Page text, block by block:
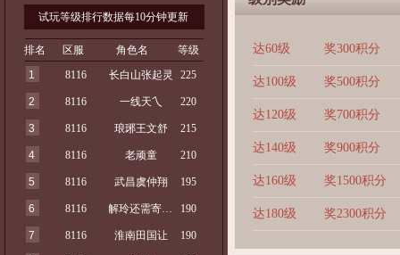
试玩等级排行数据每10分钟更新
排名 区服 角色名
等级
1
8116 长白山张起灵 225
2 8116 一线天乀 220
3 8116 琅琊王文舒 215
4 8116 老顽童 210
5 8116 武昌虞仲翔 195
6 8116 解玲还需寄玲人 190
7 8116 淮南田国让 190
达60级 奖300积分
达100级 奖500积分
达120级 奖700积分
达140级 奖900积分
达160级 奖1500积分
达180级 奖2300积分